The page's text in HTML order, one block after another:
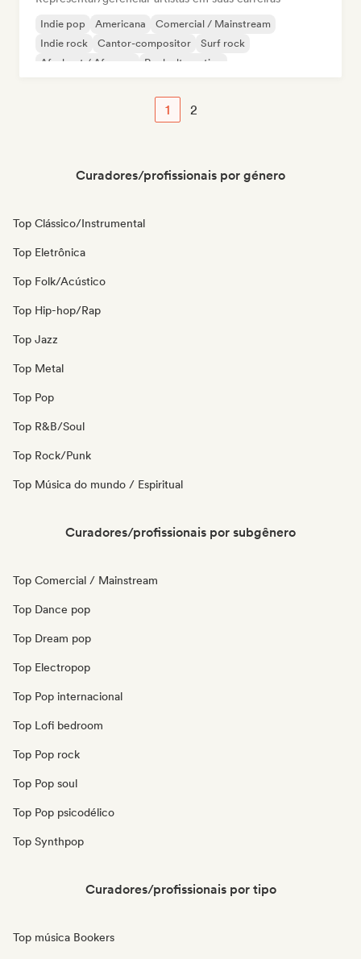
Indie pop Americana
Comercial / Mainstream
Indie rock
Cantor-compositor
Surf rock
Afrobeat / Afropop
Rock alternativo
1 2
Curadores/profissionais por género
Top Clássico/Instrumental
Top Eletrônica
Top Folk/Acústico
Top Hip-hop/Rap
Top Jazz
Top Metal
Top Pop
Top R&B/Soul
Top Rock/Punk
Top Música do mundo / Espiritual
Curadores/profissionais por subgênero
Top Comercial / Mainstream
Top Dance pop
Top Dream pop
Top Electropop
Top Pop internacional
Top Lofi bedroom
Top Pop rock
Top Pop soul
Top Pop psicodélico
Top Synthpop
Curadores/profissionais por tipo
Top música Bookers